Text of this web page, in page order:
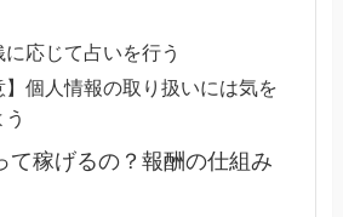
に応じて占いを行う
】個人情報の取り扱いには気を
て稼げるの？報酬の仕組み